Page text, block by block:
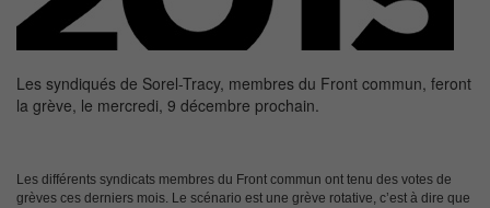
Les syndiqués de Sorel-Tracy, membres du Front commun, feront
la grève, le mercredi, 9 décembre prochain.
Les différents syndicats membres du Front commun ont tenu des votes de
grèves ces derniers mois. Le scénario est une grève rotative, c’est à dire que